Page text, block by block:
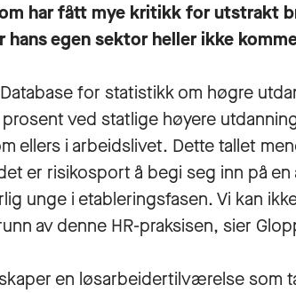
har fått mye kritikk for utstrakt
hans egen sektor heller ikke
for statistikk om høgre
prosent ved statlige høyere
ellers i arbeidslivet. Dette tallet
er risikosport å begi seg inn på en
unge i etableringsfasen. Vi kan
av denne HR-praksisen, sier
en løsarbeidertilværelse som